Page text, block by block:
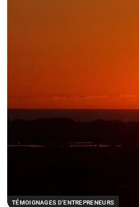
TÉMOIGNAGES D'ENTREPRENEURS